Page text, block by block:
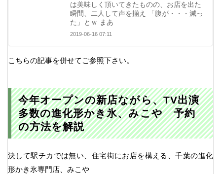
は美味しく頂いてきたものの、お店を出た
瞬間、二人して声を揃え 「腹が・・・減っ
た」とｗ まあ
2019-06-16 07:11
こちらの記事を併せてご参照下さい。
今年オープンの新店ながら、TV出演
多数の進化形かき氷、みこや 予約
の方法を解説
決して駅チカでは無い、住宅街にお店を構える、千葉の進化
形かき氷専門店、みこや